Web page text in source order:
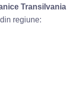
Transilvania
regiune: